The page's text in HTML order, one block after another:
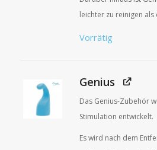
leichter zu reinigen
Vorrätig
Genius
Das Genius-Zubehör
Stimulation entwickelt.
Es wird nach dem